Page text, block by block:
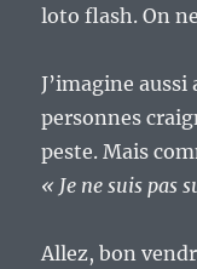
loto flash. On
J’imagine
personnes
peste. Mais
« Je ne suis pas
Allez, bon